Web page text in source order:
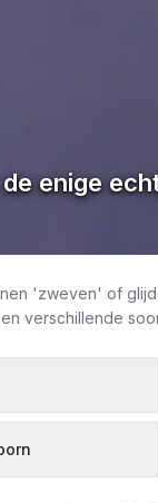
enige
'zweven' of
verschillende